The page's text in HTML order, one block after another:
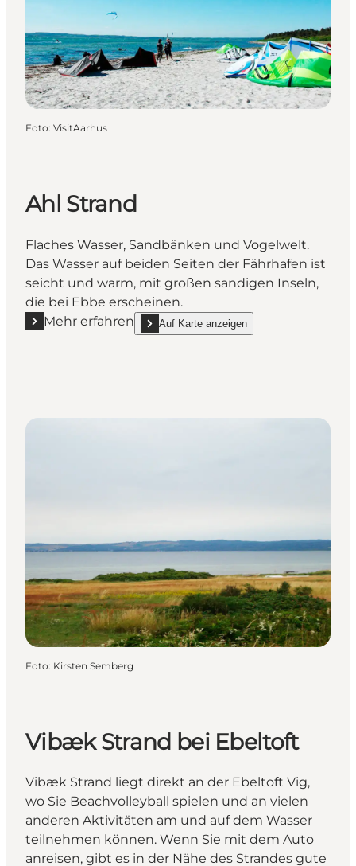
Foto: VisitAarhus
Ahl Strand
Flaches Wasser, Sandbänken und Vogelwelt.
Das Wasser auf beiden Seiten der Fährhafen ist
seicht und warm, mit großen sandigen Inseln,
die bei Ebbe erscheinen.
Mehr erfahren
Mehr erfahren "Ahl Strand"Auf Karte anzeigen
show Ahl Strand on_map
Foto: Kirsten Semberg
Vibæk Strand bei Ebeltoft
Vibæk Strand liegt direkt an der Ebeltoft Vig,
wo Sie Beachvolleyball spielen und an vielen
anderen Aktivitäten am und auf dem Wasser
teilnehmen können. Wenn Sie mit dem Auto
anreisen, gibt es in der Nähe des Strandes gute